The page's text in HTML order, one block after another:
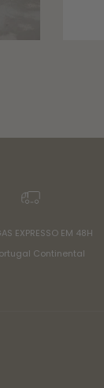
EXPRESSO EM 48H
Continental